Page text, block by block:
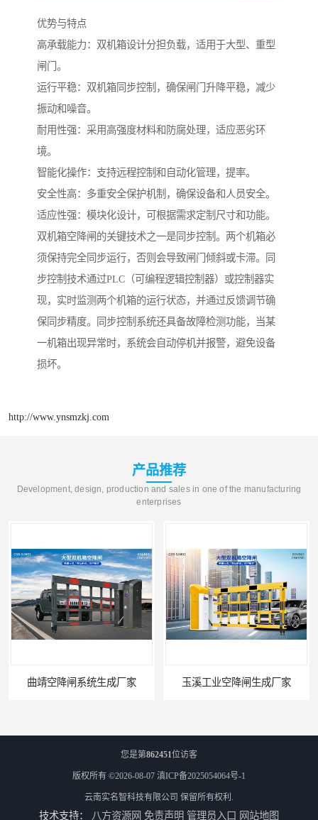
优势与特点
高承载能力：双机箱设计分担负载，适用于大型、重型
闸门。
运行平稳：双机箱同步控制，确保闸门升降平稳，减少
振动和噪音。
耐用性强：采用高强度材料和防腐处理，适应恶劣环
境。
智能化操作：支持远程控制和自动化管理，提率。
安全性高：多重安全保护机制，确保设备和人员安全。
适应性强：模块化设计，可根据需求定制尺寸和功能。
双机箱空降闸的关键技术之一是同步控制。两个机箱必
须保持完全同步运行，否则会导致闸门倾斜或卡滞。同
步控制技术通过PLC（可编程逻辑控制器）或控制器实
现，实时监测两个机箱的运行状态，并通过反馈调节确
保同步精度。同步控制系统还具备故障检测功能，当某
一机箱出现异常时，系统会自动停机并报警，避免设备
损坏。
http://www.ynsmzkj.com
产品推荐
Development, design, production and sales in one of the manufacturing
enterprises
曲靖空降闸系统生成厂家 玉溪工业空降闸生成厂家
您是第862451位访客
版权所有 ©2026-08-07 滇ICP备2025054064号-1
云南实名智科技有限公司 保留所有权利.
技术支持： 八方资源网 免责声明 管理员入口 网站地图